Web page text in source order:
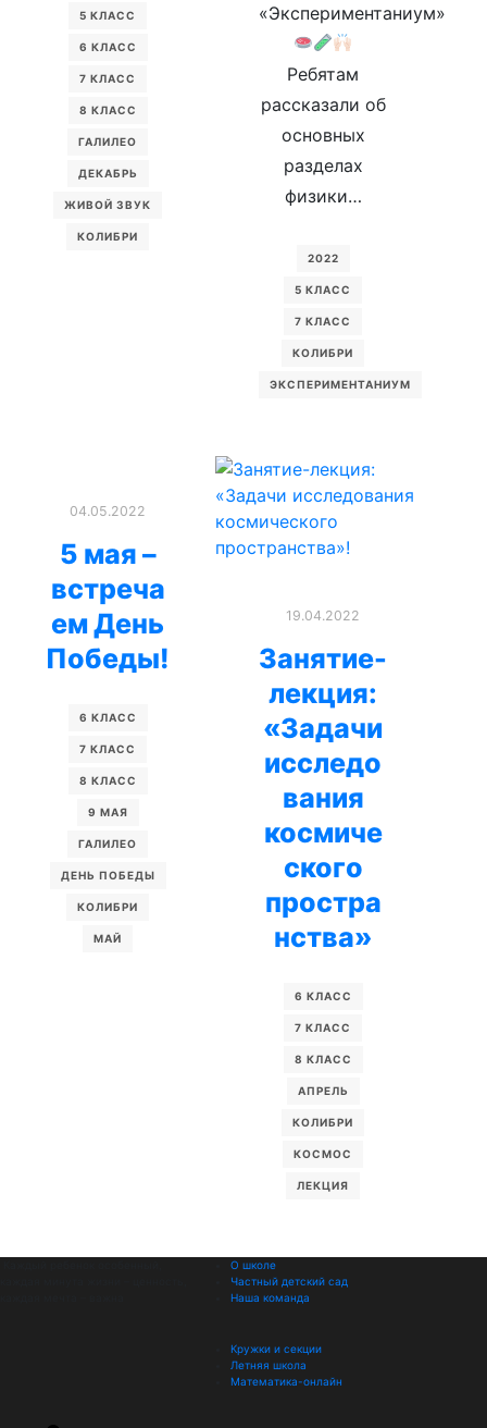
5 КЛАСС
6 КЛАСС
7 КЛАСС
8 КЛАСС
ГАЛИЛЕО
ДЕКАБРЬ
ЖИВОЙ ЗВУК
КОЛИБРИ
«Экспериментаниум»
Ребятам
рассказали об
основных
разделах
физики…
2022
5 КЛАСС
7 КЛАСС
КОЛИБРИ
ЭКСПЕРИМЕНТАНИУМ
04.05.2022
5 мая –
встреча
ем День
Победы!
6 КЛАСС
7 КЛАСС
8 КЛАСС
9 МАЯ
ГАЛИЛЕО
ДЕНЬ ПОБЕДЫ
КОЛИБРИ
МАЙ
19.04.2022
Занятие-
лекция:
«Задачи
исследо
вания
космиче
ского
простра
нства»
6 КЛАСС
7 КЛАСС
8 КЛАСС
АПРЕЛЬ
КОЛИБРИ
КОСМОС
ЛЕКЦИЯ
О школе
Частный детский сад
Наша команда
Кружки и секции
Летняя школа
Математика-онлайн